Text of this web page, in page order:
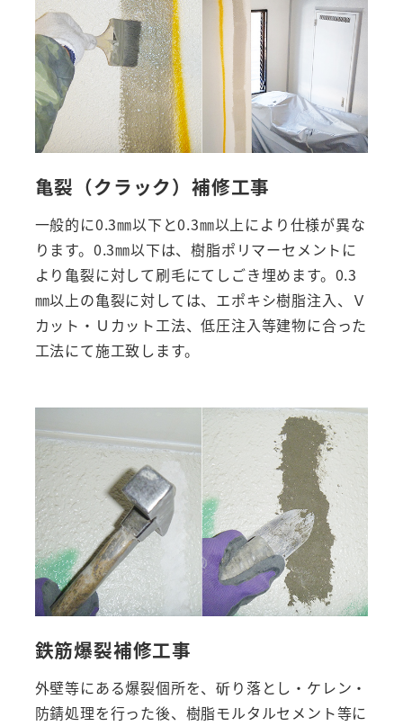
亀裂（クラック）補修工事
一般的に0.3㎜以下と0.3㎜以上により仕様が異な
ります。0.3㎜以下は、樹脂ポリマーセメントに
より亀裂に対して刷毛にてしごき埋めます。0.3
㎜以上の亀裂に対しては、エポキシ樹脂注入、Ｖ
カット・Ｕカット工法、低圧注入等建物に合った
工法にて施工致します。
鉄筋爆裂補修工事
外壁等にある爆裂個所を、斫り落とし・ケレン・
防錆処理を行った後、樹脂モルタルセメント等に